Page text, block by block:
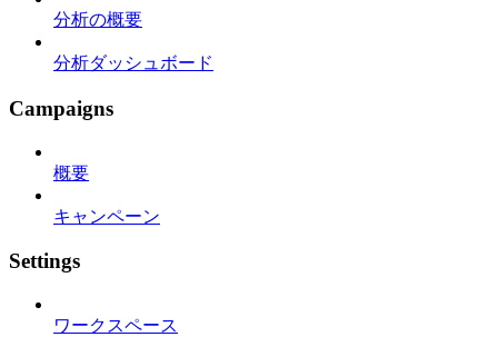
分析の概要
分析ダッシュボード
Campaigns
概要
キャンペーン
Settings
ワークスペース